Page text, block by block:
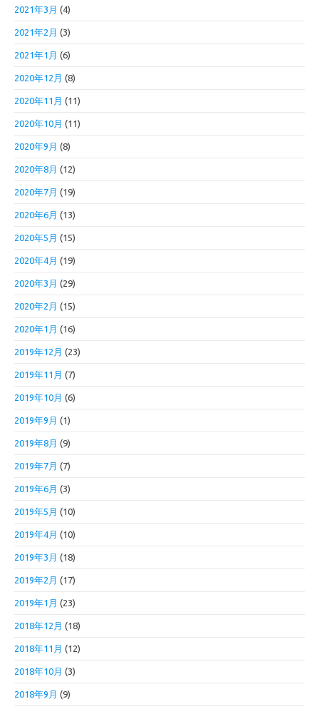
2021年3月 (4)
2021年2月 (3)
2021年1月 (6)
2020年12月 (8)
2020年11月 (11)
2020年10月 (11)
2020年9月 (8)
2020年8月 (12)
2020年7月 (19)
2020年6月 (13)
2020年5月 (15)
2020年4月 (19)
2020年3月 (29)
2020年2月 (15)
2020年1月 (16)
2019年12月 (23)
2019年11月 (7)
2019年10月 (6)
2019年9月 (1)
2019年8月 (9)
2019年7月 (7)
2019年6月 (3)
2019年5月 (10)
2019年4月 (10)
2019年3月 (18)
2019年2月 (17)
2019年1月 (23)
2018年12月 (18)
2018年11月 (12)
2018年10月 (3)
2018年9月 (9)